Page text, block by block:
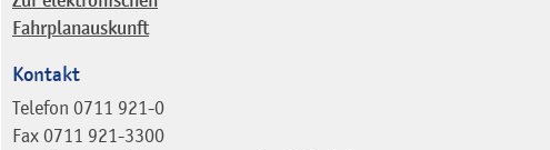
Fahrplanauskunft
Kontakt
Telefon 0711 921-0
Fax 0711 921-3300